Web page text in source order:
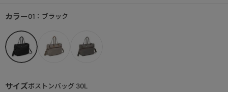
サイズボストンバッグ 30L
カラー01：ブラック